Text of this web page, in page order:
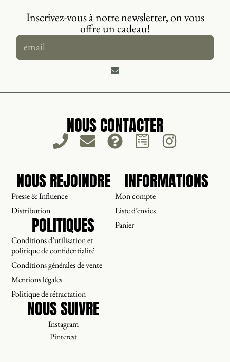
Inscrivez-vous à notre newsletter, on vous
offre un cadeau!
NOUS CONTACTER
NOUS REJOINDRE
Presse & Influence
Distribution
POLITIQUES
Conditions d’utilisation et
politique de confidentialité
Conditions générales de vente
Mentions légales
Politique de rétractation
INFORMATIONS
Mon compte
Liste d’envies
Panier
NOUS SUIVRE
Instagram
Pinterest